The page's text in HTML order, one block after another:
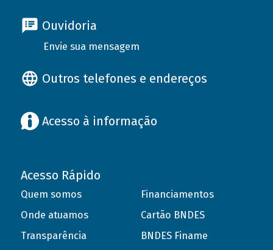
Ouvidoria
Envie sua mensagem
Outros telefones e endereços
Acesso à informação
Acesso Rápido
Quem somos
Onde atuamos
Transparência
Financiamentos
Cartão BNDES
BNDES Finame